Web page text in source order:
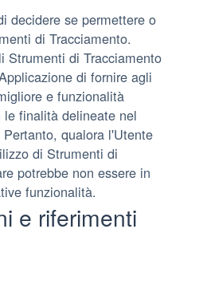
decidere se permettere o
di Tracciamento.
Strumenti di Tracciamento
di fornire agli
e funzionalità
finalità delineate nel
qualora l'Utente
di Strumenti di
potrebbe non essere in
funzionalità.
e riferimenti